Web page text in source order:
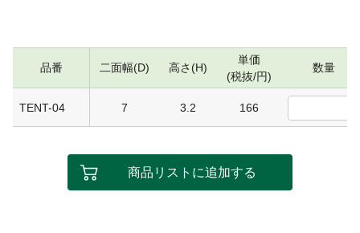
品番 二面幅(D) 高さ(H)
単価
(税抜/円)
数量
TENT-04 7 3.2 166
商品リストに追加する